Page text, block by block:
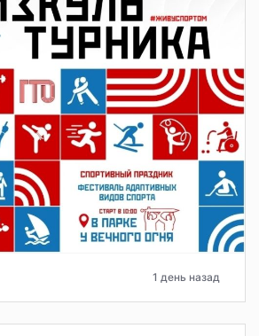
1 день назад